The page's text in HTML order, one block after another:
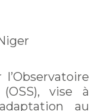
vise à
au